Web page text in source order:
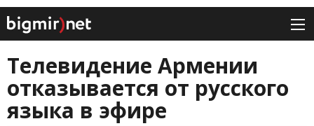
Телевидение Армении
отказывается от русского
языка в эфире